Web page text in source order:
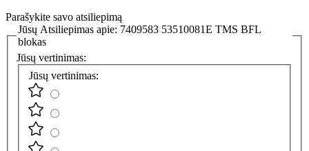
Parašykite savo atsiliepimą
Jūsų Atsiliepimas apie: 7409583 53510081E TMS BFL
blokas
Jūsų vertinimas:
Jūsų vertinimas: